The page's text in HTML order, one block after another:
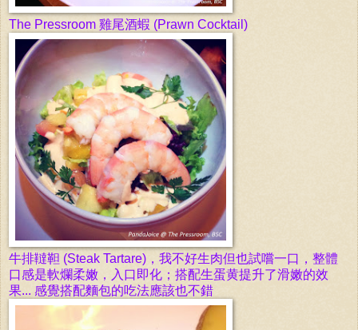
The Pressroom 雞尾酒蝦 (Prawn Cocktail)
牛排韃靼 (Steak Tartare)，我不好生肉但也試嚐一口，整體
口感是軟爛柔嫩，入口即化；搭配生蛋黄提升了滑嫩的效
果... 感覺搭配麵包的吃法應該也不錯